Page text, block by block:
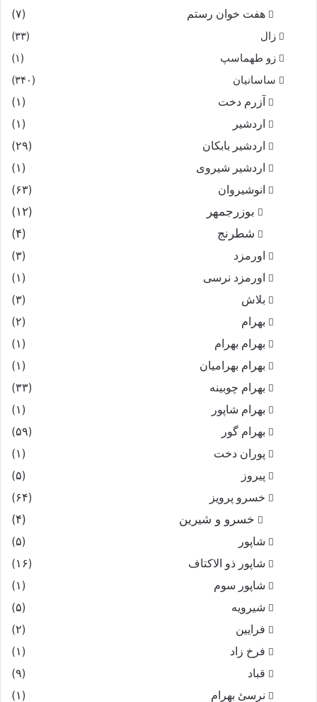
هفت خوان رستم‏
(۷)
زال
(۳۳)
زو طهماسپ‏
(۱)
ساسانیان
(۳۴۰)
آزرم دخت
(۱)
اردشیر
(۱)
اردشیر بابکان
(۲۹)
اردشیر شیروی
(۱)
انوشیروان
(۶۳)
بوزرجمهر
(۱۲)
شطرنج
(۴)
اورمزد
(۳)
اورمزد نرسى‏
(۱)
بلاش
(۳)
بهرام
(۲)
بهرام بهرام
(۱)
بهرام بهرامیان‏
(۱)
بهرام چوبینه
(۳۳)
بهرام شاپور
(۱)
بهرام گور
(۵۹)
پوران دخت
(۱)
پیروز
(۵)
خسرو پرویز
(۶۴)
خسرو و شیرین (۴)
شاپور
(۵)
شاپور ذو الاکتاف
(۱۶)
شاپور سوم‏
(۱)
شیرویه
(۵)
فرایین
(۲)
فرخ زاد
(۱)
قباد
(۹)
نرسئ بهرام‏
(۱)